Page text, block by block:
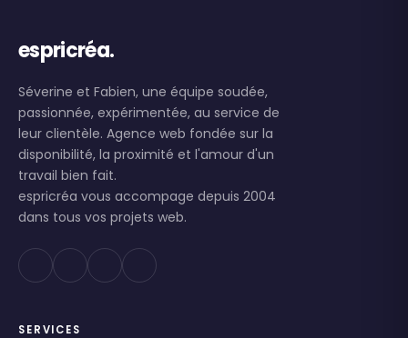
espricréa.
Séverine et Fabien, une équipe soudée,
passionnée, expérimentée, au service de
leur clientèle. Agence web fondée sur la
disponibilité, la proximité et l'amour d'un
travail bien fait.
espricréa vous accompage depuis 2004
dans tous vos projets web.
SERVICES